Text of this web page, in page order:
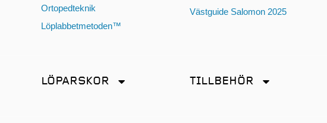
Ortopedteknik
Löplabbetmetoden™
Västguide Salomon 2025
LÖPARSKOR TILLBEHÖR